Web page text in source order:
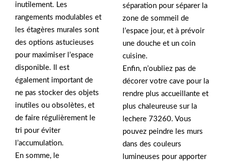
inutilement. Les
rangements modulables et
les étagères murales sont
des options astucieuses
pour maximiser l’espace
disponible. Il est
également important de
ne pas stocker des objets
inutiles ou obsolètes, et
de faire régulièrement le
tri pour éviter
l’accumulation.
En somme, le
séparation pour séparer la
zone de sommeil de
l’espace jour, et à prévoir
une douche et un coin
cuisine.
Enfin, n’oubliez pas de
décorer votre cave pour la
rendre plus accueillante et
plus chaleureuse sur la
lechere 73260. Vous
pouvez peindre les murs
dans des couleurs
lumineuses pour apporter